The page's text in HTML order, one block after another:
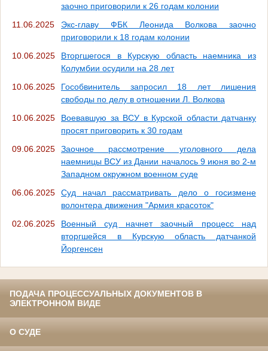
заочно приговорили к 26 годам колонии
11.06.2025
Экс-главу ФБК Леонида Волкова заочно
приговорили к 18 годам колонии
10.06.2025
Вторгшегося в Курскую область наемника из
Колумбии осудили на 28 лет
10.06.2025
Гособвинитель запросил 18 лет лишения
свободы по делу в отношении Л. Волкова
10.06.2025
Воевавшую за ВСУ в Курской области датчанку
просят приговорить к 30 годам
09.06.2025
Заочное рассмотрение уголовного дела
наемницы ВСУ из Дании началось 9 июня во 2-м
Западном окружном военном суде
06.06.2025
Суд начал рассматривать дело о госизмене
волонтера движения "Армия красоток"
02.06.2025
Военный суд начнет заочный процесс над
вторгшейся в Курскую область датчанкой
Йоргенсен
ПОДАЧА ПРОЦЕССУАЛЬНЫХ ДОКУМЕНТОВ В
ЭЛЕКТРОННОМ ВИДЕ
О СУДЕ